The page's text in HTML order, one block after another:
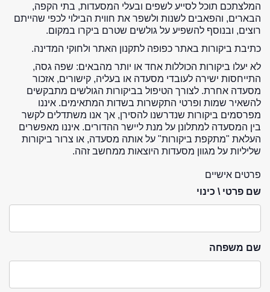
המלצתכם תוכל לסייע לשפים ובעלי המסעדות, בתי הקפה,
הבארים, והפאבים לשנות ולשפר את חווית הבילוי לכפי שהייתם
רוצים, ובנוסף להשפיע על גולשים שטרם ביקרו במקום.
כתיבת ביקורות באתר כפופה לתקנון האתר ולחוקי המדינה.
לא יעלו ביקורות הכוללות אחד או יותר מהבאים: שפה גסה,
התייחסות ישירה לעובדי מסעדה או בעליה, קישורים, אזכור
מסעדה אחרת. לצורך הטיפול בביקורות הגולשים מתבקשים
להשאיר שמות ופרטי התקשרות בשדות המתאימים. איננו
מפרסמים ביקורות שנדרשנו להסירן, אך אנו משתדלים לקשר
בין המסעדה למתלונן על מנת ליישר ההדורים. איננו מאפשרים
העלאת "מתקפת ביקורות" על אותה מסעדה, או צרור ביקורות
שליליות על מגוון מסעדות היוצאות ממחשב זהה.
פרטים אישיים
שם פרטי \ כינוי
שם משפחה